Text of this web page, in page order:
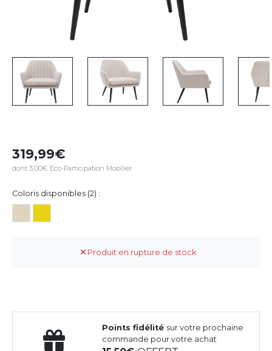
319,99
dont 3,00€ Eco-Participation Mobilier
Coloris disponibles (2) :
Produit en rupture de stock
Points fidélité sur votre prochaine
commande pour votre achat